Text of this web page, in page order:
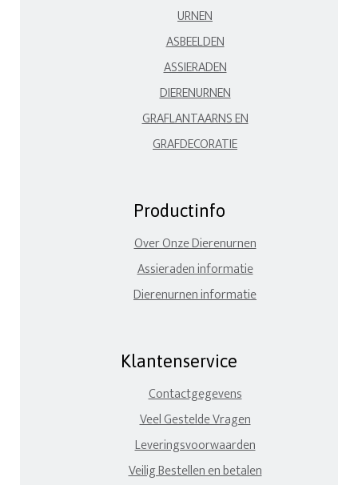
URNEN
ASBEELDEN
ASSIERADEN
DIERENURNEN
GRAFLANTAARNS EN
GRAFDECORATIE
Productinfo
Over Onze Dierenurnen
Assieraden informatie
Dierenurnen informatie
Klantenservice
Contactgegevens
Veel Gestelde Vragen
Leveringsvoorwaarden
Veilig Bestellen en betalen